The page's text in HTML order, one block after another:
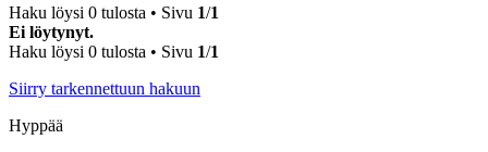
Haku löysi 0 tulosta • Sivu 1/1
Ei löytynyt.
Haku löysi 0 tulosta • Sivu 1/1
Siirry tarkennettuun hakuun
Hyppää